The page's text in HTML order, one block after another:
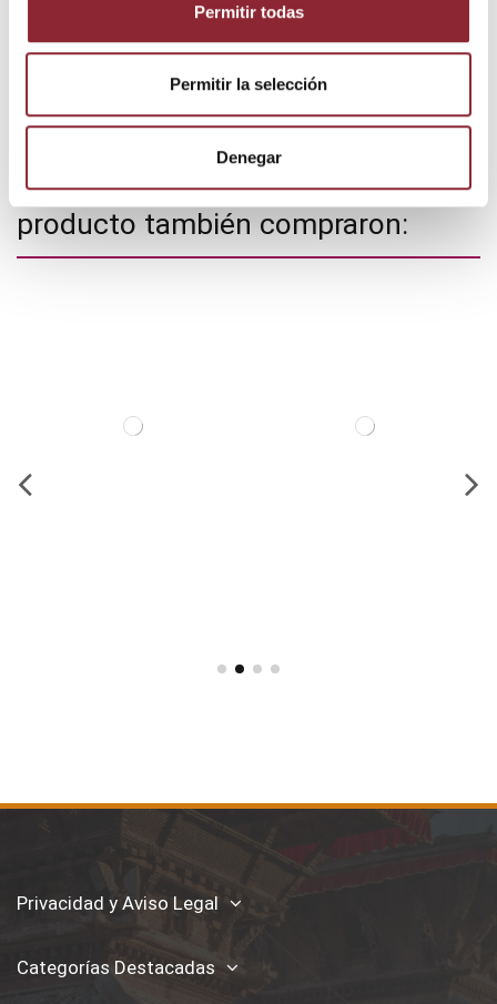
Permitir todas
Permitir la selección
Denegar
Detalles del producto
Los clientes que adquirieron este
producto también compraron:
Privacidad y Aviso Legal
Categorías Destacadas